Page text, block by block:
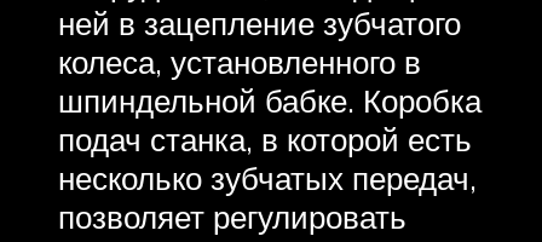
ней в зацепление зубчатого
колеса, установленного в
шпиндельной бабке. Коробка
подач станка, в которой есть
несколько зубчатых передач,
позволяет регулировать